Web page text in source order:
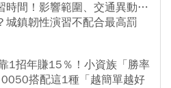
時間！影響範圍、交通異動…
城鎮韌性演習不配合最高罰
1招年賺15％！小資族「勝率
0050搭配這1種「越簡單越好